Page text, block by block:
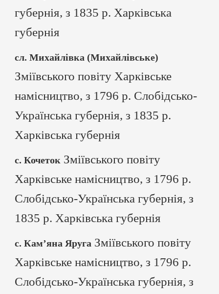
губернія, з 1835 р. Харківська
губернія
сл. Михайлівка (Михайлівське)
Зміївського повіту Харківське
намісництво, з 1796 р. Слобідсько-
Українська губернія, з 1835 р.
Харківська губернія
с. Кочеток Зміївського повіту
Харківське намісництво, з 1796 р.
Слобідсько-Українська губернія, з
1835 р. Харківська губернія
с. Кам’яна Яруга Зміївського повіту
Харківське намісництво, з 1796 р.
Слобідсько-Українська губернія, з